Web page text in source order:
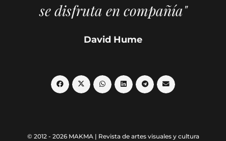
se disfruta en compañía"
David Hume
© 2012 - 2026 MAKMA | Revista de artes visuales y cultura